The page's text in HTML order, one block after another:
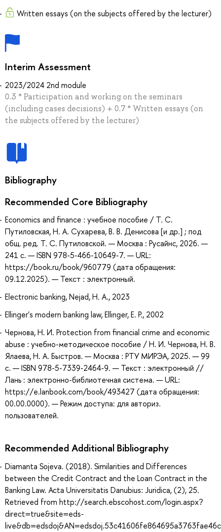
Written essays (on the subjects offered by the lecturer)
Interim Assessment
2023/2024 2nd module
0.3 * Participation and working on the seminars
(including cases decisions) + 0.7 * Written essays (on
the subjects offered by the lecturer)
Bibliography
Recommended Core Bibliography
Economics and finance : учебное пособие / Т. С.
Путиловская, Н. А. Сухарева, В. В. Денисова [и др.] ; под
общ. ред. Т. С. Путиловской. — Москва : Русайнс, 2026. —
241 с. — ISBN 978-5-466-10649-7. — URL:
https://book.ru/book/960779 (дата обращения:
09.12.2025). — Текст : электронный.
Electronic banking, Nejad, H. A., 2023
Ellinger's modern banking law, Ellinger, E. P., 2002
Чернова, Н. И. Protection from financial crime and economic
abuse : учебно-методическое пособие / Н. И. Чернова, Н. В.
Ялаева, Н. А. Быстров. — Москва : РТУ МИРЭА, 2025. — 99
с. — ISBN 978-5-7339-2464-9. — Текст : электронный //
Лань : электронно-библиотечная система. — URL:
https://e.lanbook.com/book/493427 (дата обращения:
00.00.0000). — Режим доступа: для авториз.
пользователей.
Recommended Additional Bibliography
Diamanta Sojeva. (2018). Similarities and Differences
between the Credit Contract and the Loan Contract in the
Banking Law. Acta Universitatis Danubius: Juridica, (2), 25.
Retrieved from http://search.ebscohost.com/login.aspx?
direct=true&site=eds-